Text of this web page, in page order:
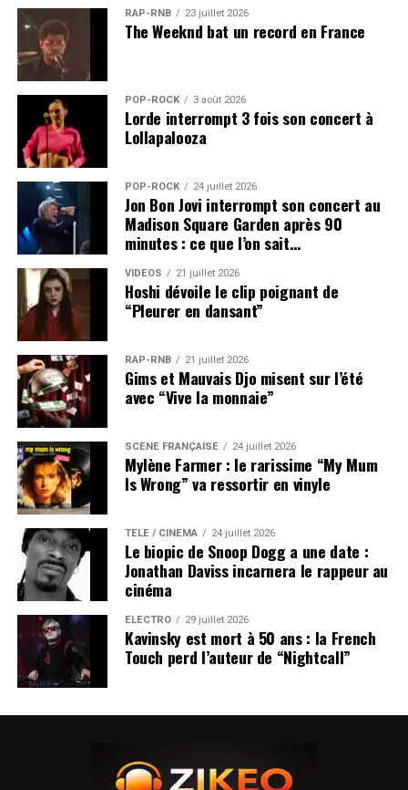
RAP-RNB 23 juillet 2026
The Weeknd bat un record en France
POP-ROCK 3 août 2026
Lorde interrompt 3 fois son concert à
Lollapalooza
POP-ROCK 24 juillet 2026
Jon Bon Jovi interrompt son concert au
Madison Square Garden après 90
minutes : ce que l’on sait…
VIDEOS 21 juillet 2026
Hoshi dévoile le clip poignant de
“Pleurer en dansant”
RAP-RNB 21 juillet 2026
Gims et Mauvais Djo misent sur l’été
avec “Vive la monnaie”
SCÈNE FRANÇAISE 24 juillet 2026
Mylène Farmer : le rarissime “My Mum
Is Wrong” va ressortir en vinyle
TÉLÉ / CINÉMA 24 juillet 2026
Le biopic de Snoop Dogg a une date :
Jonathan Daviss incarnera le rappeur au
cinéma
ÉLECTRO 29 juillet 2026
Kavinsky est mort à 50 ans : la French
Touch perd l’auteur de “Nightcall”